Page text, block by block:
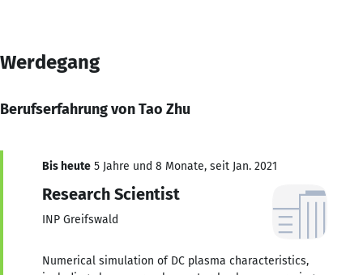
Werdegang
Berufserfahrung von Tao Zhu
Bis heute 5 Jahre und 8 Monate, seit Jan. 2021
Research Scientist
INP Greifswald
Numerical simulation of DC plasma characteristics,